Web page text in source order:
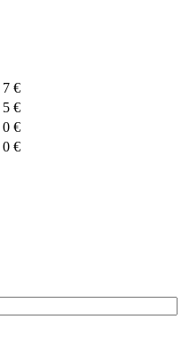
7 €
5 €
0 €
0 €